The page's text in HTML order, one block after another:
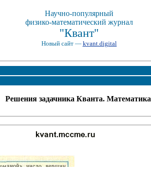
Научно-популярный
физико-математический журнал
"Квант"
Новый сайт — kvant.digital
Решения задачника Кванта. Математика